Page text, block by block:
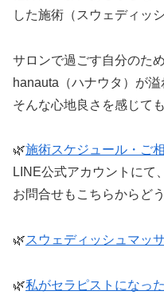
した施術（スウェディッ
サロンで過ごす自分のた
hanauta（ハナウタ）が溢
そんな心地良さを感じて
🌿施術スケジュール・ご
LINE公式アカウントにて
お問合せもこちらからどう
🌿スウェディッシュマッ
🌿私がセラピストになっ